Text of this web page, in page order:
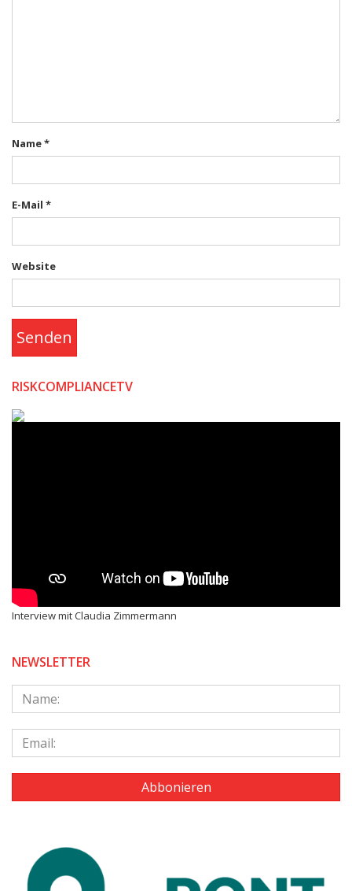
Name*
E-Mail *
Website
Senden
RISKCOMPLIANCETV
Interview mit Claudia Zimmermann
NEWSLETTER